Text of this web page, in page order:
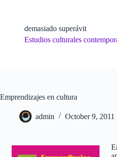
demasiado superávit
Estudios culturales
Emprendizajes en cultura
admin October 9, 2011